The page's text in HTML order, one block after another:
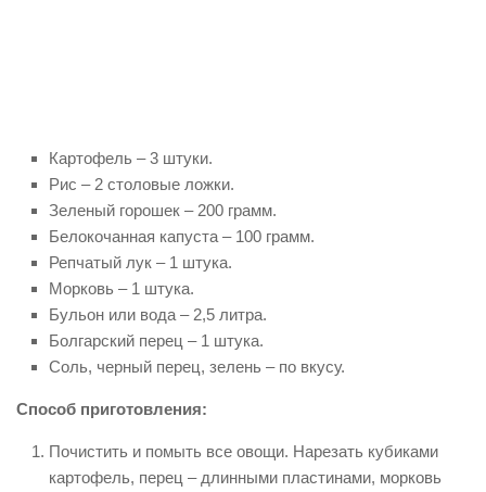
Картофель – 3 штуки.
Рис – 2 столовые ложки.
Зеленый горошек – 200 грамм.
Белокочанная капуста – 100 грамм.
Репчатый лук – 1 штука.
Морковь – 1 штука.
Бульон или вода – 2,5 литра.
Болгарский перец – 1 штука.
Соль, черный перец, зелень – по вкусу.
Способ приготовления:
Почистить и помыть все овощи. Нарезать кубиками
картофель, перец – длинными пластинами, морковь